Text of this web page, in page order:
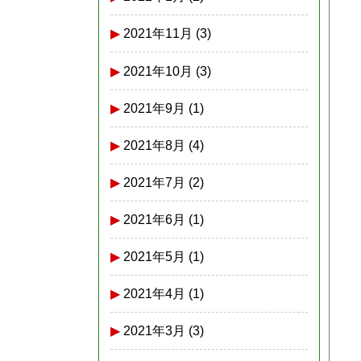
2021年11月 (3)
2021年10月 (3)
2021年9月 (1)
2021年8月 (4)
2021年7月 (2)
2021年6月 (1)
2021年5月 (1)
2021年4月 (1)
2021年3月 (3)